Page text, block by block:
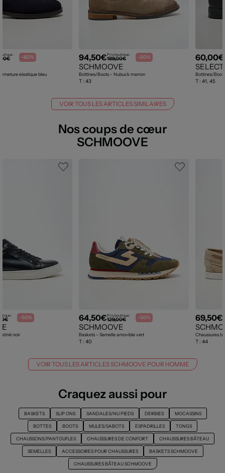
: -60%
elastique bleu
94,50€Prix boutique :
189,00€ -50%
SCHMOOVE
Bottines/Boots - Nubuck marron
T : 43
60,00€
Bottines/
T : 41, 45
VOIR TOUS LES ARTICLES SIMILAIRES
Nos coups de cœur
SCHMOOVE
: -50%
noir
64,50€Prix boutique :
129,00€ -50%
SCHMOOVE
Baskets - Semelle amovible vert
T : 40
69,50€
Chaussures
T : 44
VOIR TOUS LES ARTICLES SCHMOOVE POUR HOMME
Craquez aussi pour
BASKETS SLIP ONS SANDALES/NU PIEDS DERBIES MOCASSINS
BOTTES BOOTS MULES/SABOTS ESPADRILLES TONGS
CHAUSSONS/PANTOUFLES CHAUSSURES DE CONFORT CHAUSSURES BÂTEAU
SEMELLES ACCESSOIRES POUR CHAUSSURES BASKETS SCHMOOVE
CHAUSSURES BÂTEAU SCHMOOVE